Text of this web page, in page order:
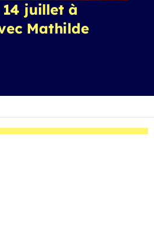
14 juillet à
Mathilde